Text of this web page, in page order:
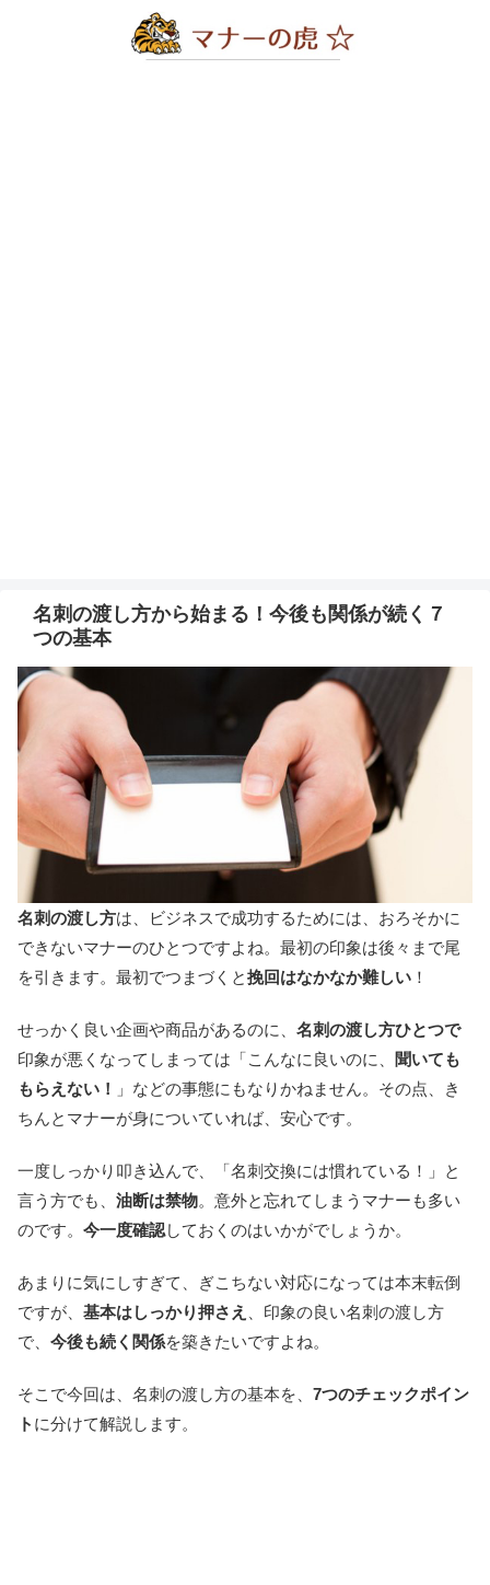
名刺の渡し方から始まる！今後も関係が続く７
つの基本
名刺の渡し方は、ビジネスで成功するためには、おろそかに
できないマナーのひとつですよね。最初の印象は後々まで尾
を引きます。最初でつまづくと挽回はなかなか難しい ！
せっかく良い企画や商品があるのに、 名刺の渡し方ひとつで
印象が悪くなってしまっては「こんなに良いのに、
聞いても
もらえない！
」などの事態にもなりかねません。その点、き
ちんとマナーが身についていれば、安心です。
一度しっかり叩き込んで、「名刺交換には慣れている！」と
言う方でも、 油断は禁物。意外と忘れてしまうマナーも多い
のです。 今一度確認しておくのはいかがでしょうか。
あまりに気にしすぎて、ぎこちない対応になっては本末転倒
ですが、 基本はしっかり押さえ
、印象の良い名刺の渡し方
で、 今後も続く関係を築きたいですよね。
そこで今回は、名刺の渡し方の基本を、 7つのチェックポイン
ト に分けて解説します。